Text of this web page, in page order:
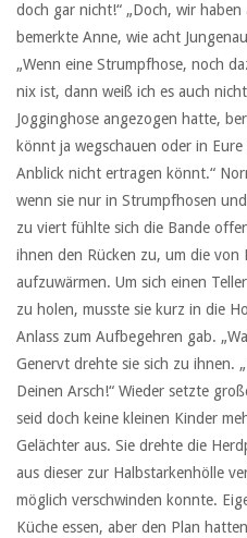
doch gar nicht!“ „Doch, wir
bemerkte Anne, wie acht
„Wenn eine Strumpfhose, noch
nix ist, dann weiß ich es auch
Jogginghose angezogen hatte,
könnt ja wegschauen oder in
Anblick nicht ertragen könnt.“
wenn sie nur in Strumpfhosen
zu viert fühlte sich die Bande
ihnen den Rücken zu, um die
aufzuwärmen. Um sich einen
zu holen, musste sie kurz in die
Anlass zum Aufbegehren gab.
Genervt drehte sie sich zu ihnen.
Deinen Arsch!“ Wieder setzte
seid doch keine kleinen Kinder
Gelächter aus. Sie drehte die
aus dieser zur Halbstarkenhölle
möglich verschwinden konnte.
Küche essen, aber den Plan